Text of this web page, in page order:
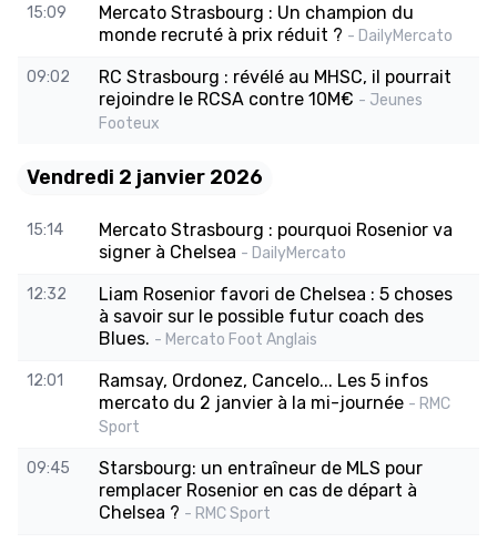
15:09
Mercato Strasbourg : Un champion du
monde recruté à prix réduit ? - DailyMercato
09:02
RC Strasbourg : révélé au MHSC, il pourrait
rejoindre le RCSA contre 10M€ - Jeunes
Footeux
Vendredi 2 janvier 2026
15:14
Mercato Strasbourg : pourquoi Rosenior va
signer à Chelsea - DailyMercato
12:32
Liam Rosenior favori de Chelsea : 5 choses
à savoir sur le possible futur coach des
Blues. - Mercato Foot Anglais
12:01
Ramsay, Ordonez, Cancelo... Les 5 infos
mercato du 2 janvier à la mi-journée - RMC
Sport
09:45
Starsbourg: un entraîneur de MLS pour
remplacer Rosenior en cas de départ à
Chelsea ? - RMC Sport